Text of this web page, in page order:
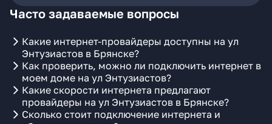
Часто задаваемые вопросы
Какие интернет-провайдеры доступны на ул
Энтузиастов в Брянске?
Как проверить, можно ли подключить интернет в
моем доме на ул Энтузиастов?
Какие скорости интернета предлагают
провайдеры на ул Энтузиастов в Брянске?
Сколько стоит подключение интернета и